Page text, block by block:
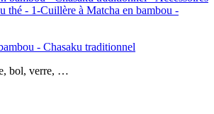
- Chasaku traditionnel
bol, verre, …